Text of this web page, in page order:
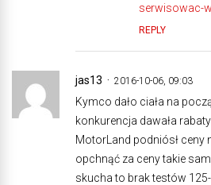
serwisowac-
REPLY
jas13 2016-10-06, 09:03
Kymco dało ciała na
konkurencja dawała
MotorLand podniósł ceny
opchnąć za ceny takie
skucha to brak testów